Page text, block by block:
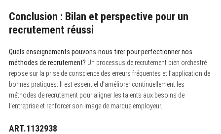
Conclusion : Bilan et perspective pour un
recrutement réussi
Quels enseignements pouvons-nous tirer pour perfectionner nos
méthodes de recrutement? Un processus de recrutement bien orchestré
repose sur la prise de conscience des erreurs fréquentes et l’application de
bonnes pratiques. Il est essentiel d’améliorer continuellement les
méthodes de recrutement pour aligner les talents aux besoins de
l’entreprise et renforcer son image de marque employeur.
ART.1132938